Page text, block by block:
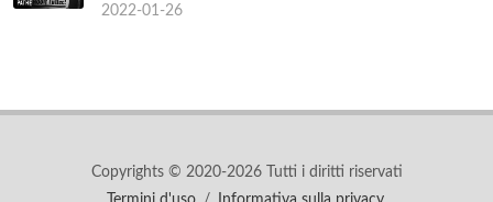
2022-01-26
Copyrights © 2020-2026 Tutti i diritti riservati